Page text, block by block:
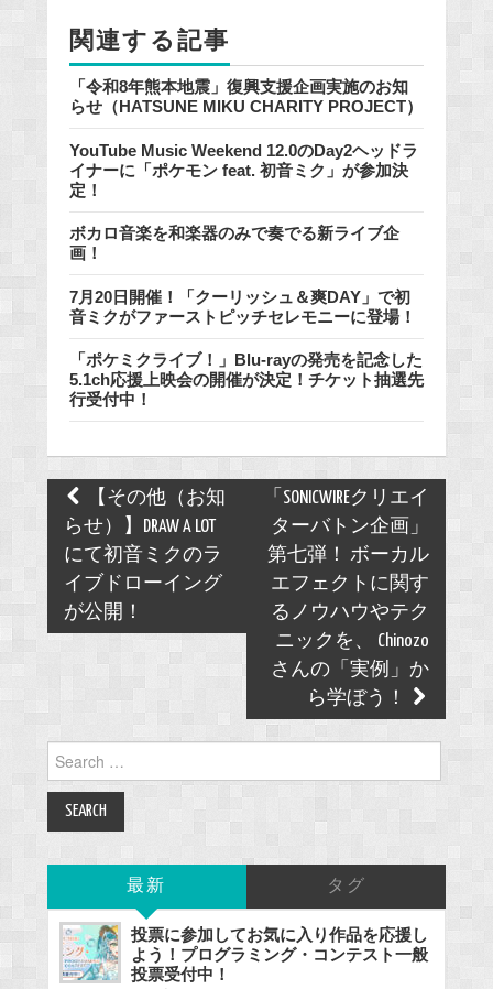
k
関連する記事
「令和8年熊本地震」復興支援企画実施のお知
らせ（HATSUNE MIKU CHARITY PROJECT）
YouTube Music Weekend 12.0のDay2ヘッドラ
イナーに「ポケモン feat. 初音ミク」が参加決
定！
ボカロ音楽を和楽器のみで奏でる新ライブ企
画！
7月20日開催！「クーリッシュ＆爽DAY」で初
音ミクがファーストピッチセレモニーに登場！
「ポケミクライブ！」Blu-rayの発売を記念した
5.1ch応援上映会の開催が決定！チケット抽選先
行受付中！
Post
navigation
【その他（お知
らせ）】DRAW A LOT
にて初音ミクのラ
イブドローイング
が公開！
「SONICWIREクリエイ
ターバトン企画」
第七弾！ ボーカル
エフェクトに関す
るノウハウやテク
ニックを、 Chinozo
さんの「実例」か
ら学ぼう！
for:
最新 タグ
投票に参加してお気に入り作品を応援し
よう！プログラミング・コンテスト一般
投票受付中！